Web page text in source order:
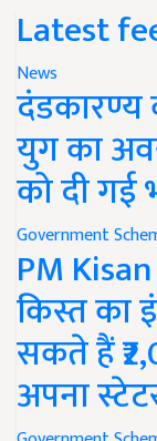
Latest
News
दंडकारण्य
युग का
को दी गई
Government
PM
किस्त का
सकते हैं
अपना